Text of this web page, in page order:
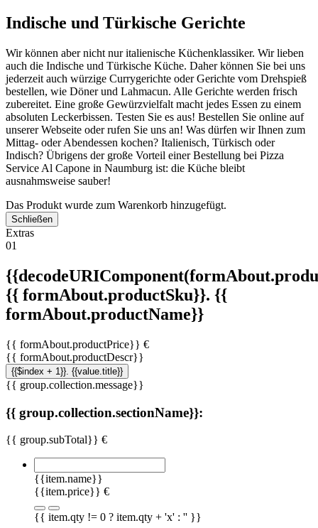
Indische und Türkische Gerichte
Wir können aber nicht nur italienische Küchenklassiker. Wir lieben
auch die Indische und Türkische Küche. Daher können Sie bei uns
jederzeit auch würzige Currygerichte oder Gerichte vom Drehspieß
bestellen, wie Döner und Lahmacun. Alle Gerichte werden frisch
zubereitet. Eine große Gewürzvielfalt macht jedes Essen zu einem
absoluten Leckerbissen. Testen Sie es aus! Bestellen Sie online auf
unserer Webseite oder rufen Sie uns an! Was dürfen wir Ihnen zum
Mittag- oder Abendessen kochen? Italienisch, Türkisch oder
Indisch? Übrigens der große Vorteil einer Bestellung bei Pizza
Service Al Capone in Naumburg ist: die Küche bleibt
ausnahmsweise sauber!
Das Produkt wurde zum Warenkorb hinzugefügt.
Schließen
Extras
01
{{ formAbout.productSku}}. {{
formAbout.productName}}
{{ formAbout.productPrice}} €
{{ formAbout.productDescr}}
{{$index + 1}}. {{value.title}}
{{ group.collection.message}}
{{ group.collection.sectionName}}:
{{ group.subTotal}} €
{{item.name}}
{{item.price}} €
{{ item.qty != 0 ? item.qty + 'x' : '' }}